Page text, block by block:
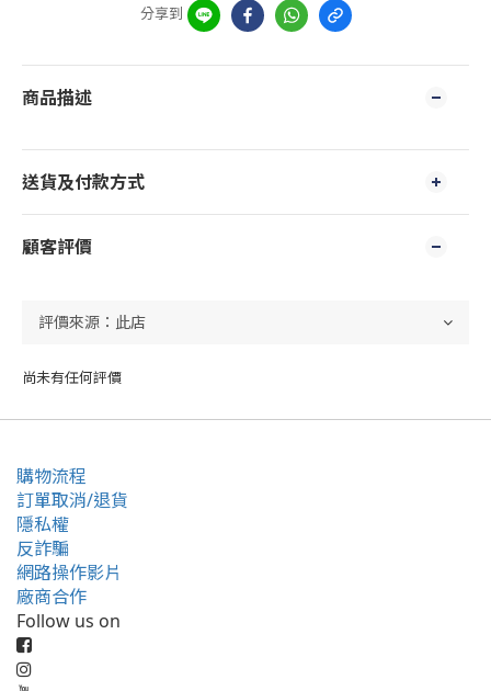
分享到
商品描述
送貨及付款方式
顧客評價
尚未有任何評價
購物流程
訂單取消/退貨
隱私權
反詐騙
網路操作影片
廠商合作
Follow us on